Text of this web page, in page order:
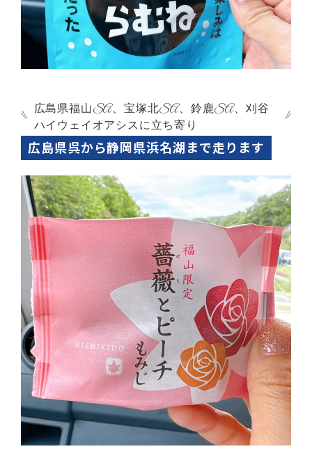
広島県福山SA、宝塚北SA、鈴鹿SA、刈谷
ハイウェイオアシスに立ち寄り
広島県呉から静岡県浜名湖まで走ります